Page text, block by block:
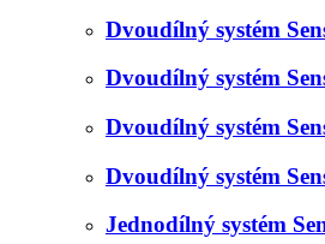
Dvoudílný systém
Dvoudílný systém
Dvoudílný systém
Dvoudílný systém
Jednodílný systém